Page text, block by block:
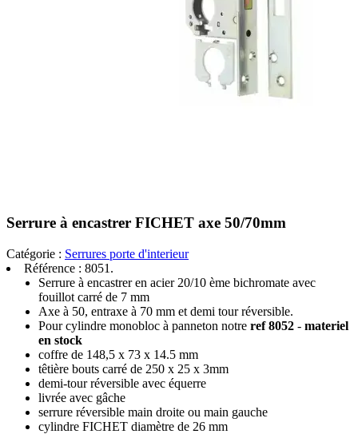
Serrure à encastrer FICHET axe 50/70mm
Catégorie : Serrures porte d'interieur
Référence : 8051.
Serrure à encastrer en acier 20/10 ème bichromate avec
fouillot carré de 7 mm
Axe à 50, entraxe à 70 mm et demi tour réversible.
Pour cylindre monobloc à panneton notre ref 8052 - materiel
en stock
coffre de 148,5 x 73 x 14.5 mm
têtière bouts carré de 250 x 25 x 3mm
demi-tour réversible avec équerre
livrée avec gâche
serrure réversible main droite ou main gauche
cylindre FICHET diamètre de 26 mm